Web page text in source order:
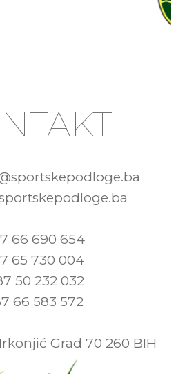
66 690 654
65 730 004
50 232 032
66 583 572
Grad 70 260 BIH